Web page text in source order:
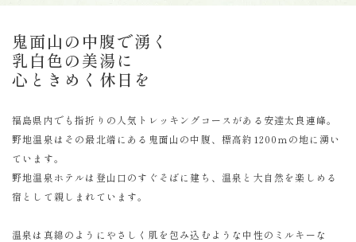
鬼面山の中腹で湧く
乳白色の美湯に
心ときめく休日を
福島県内でも指折りの人気トレッキングコースがある安達太良連峰。
野地温泉はその最北端にある鬼面山の中腹、標高約1200ｍの地に湧い
ています。
野地温泉ホテルは登山口のすぐそばに建ち、温泉と大自然を楽しめる
宿として親しまれています。
温泉は真綿のようにやさしく肌を包み込むような中性のミルキーな